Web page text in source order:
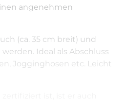
angenehmen
(ca. 35 cm breit) und
Ideal als Abschluss
Jogginghosen etc. Leicht